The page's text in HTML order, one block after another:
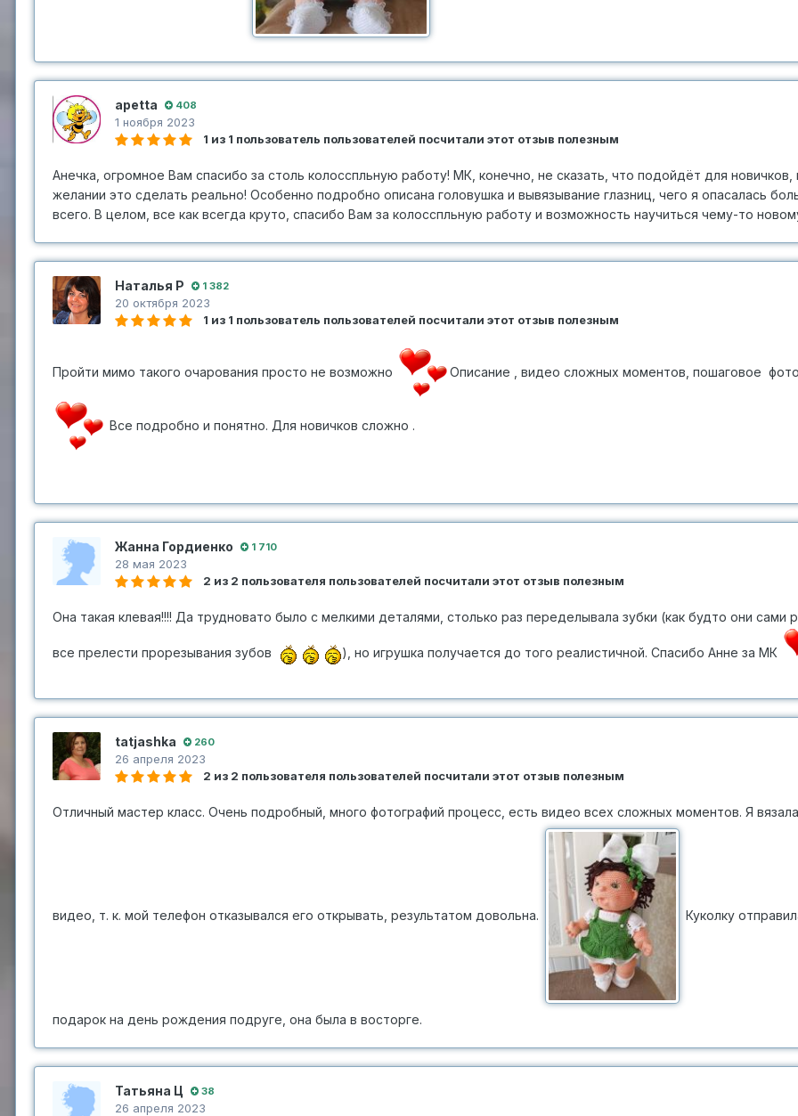
apetta 408
1 ноября 2023
1 из 1 пользователь пользователей посчитали этот отзыв полезным
Анечка, огромное Вам спасибо за столь колосспльную работу! МК, конечно, не сказать, что подойдёт для новичков,
желании это сделать реально! Особенно подробно описана головушка и вывязывание глазниц, чего я опасалась
всего. В целом, все как всегда круто, спасибо Вам за колосспльную работу и возможность научиться чему-то
Наталья Р 1 382
20 октября 2023
1 из 1 пользователь пользователей посчитали этот отзыв полезным
Пройти мимо такого очарования просто не возможно Описание , видео сложных моментов, пошаговое
Все подробно и понятно. Для новичков сложно .
Жанна Гордиенко 1 710
28 мая 2023
2 из 2 пользователя пользователей посчитали этот отзыв полезным
Она такая клевая!!!! Да трудновато было с мелкими деталями, столько раз переделывала зубки (как будто они сами
все прелести прорезывания зубов ), но игрушка получается до того реалистичной. Спасибо Анне за МК
tatjashka 260
26 апреля 2023
2 из 2 пользователя пользователей посчитали этот отзыв полезным
Отличный мастер класс. Очень подробный, много фотографий процесс, есть видео всех сложных моментов. Я
видео, т. к. мой телефон отказывался его открывать, результатом довольна. Куколку
подарок на день рождения подруге, она была в восторге.
Татьяна Ц 38
26 апреля 2023